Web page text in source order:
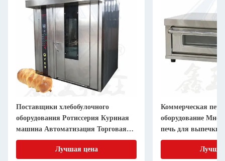
Поставщики хлебобулочного
оборудования Ротиссерия Куриная
машина Автоматизация Торговая
пекарня Ротационная печь
Лучшая цена
Коммерческая
оборудование
печь для выпечки
Электрическая